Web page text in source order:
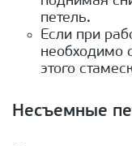
петель.
Если при
необходимо
этого
Несъемные